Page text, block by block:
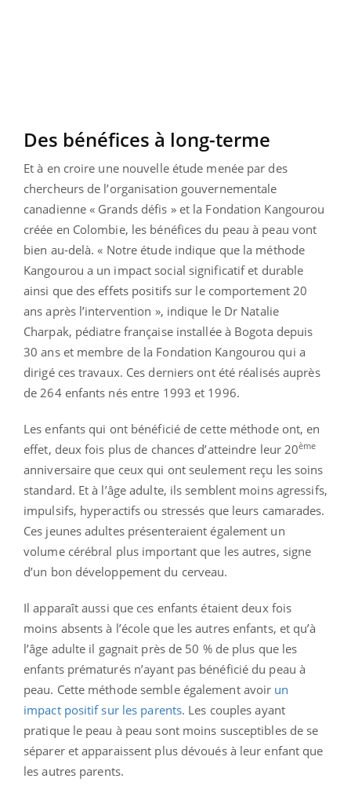
Des bénéfices à long-terme
Et à en croire une nouvelle étude menée par des
chercheurs de l’organisation gouvernementale
canadienne « Grands défis » et la Fondation Kangourou
créée en Colombie, les bénéfices du peau à peau vont
bien au-delà. « Notre étude indique que la méthode
Kangourou a un impact social significatif et durable
ainsi que des effets positifs sur le comportement 20
ans après l’intervention », indique le Dr Natalie
Charpak, pédiatre française installée à Bogota depuis
30 ans et membre de la Fondation Kangourou qui a
dirigé ces travaux. Ces derniers ont été réalisés auprès
de 264 enfants nés entre 1993 et 1996.
Les enfants qui ont bénéficié de cette méthode ont, en
effet, deux fois plus de chances d’atteindre leur 20ème
anniversaire que ceux qui ont seulement reçu les soins
standard. Et à l’âge adulte, ils semblent moins agressifs,
impulsifs, hyperactifs ou stressés que leurs camarades.
Ces jeunes adultes présenteraient également un
volume cérébral plus important que les autres, signe
d’un bon développement du cerveau.
Il apparaît aussi que ces enfants étaient deux fois
moins absents à l’école que les autres enfants, et qu’à
l’âge adulte il gagnait près de 50 % de plus que les
enfants prématurés n’ayant pas bénéficié du peau à
peau. Cette méthode semble également avoir un
impact positif sur les parents. Les couples ayant
pratique le peau à peau sont moins susceptibles de se
séparer et apparaissent plus dévoués à leur enfant que
les autres parents.